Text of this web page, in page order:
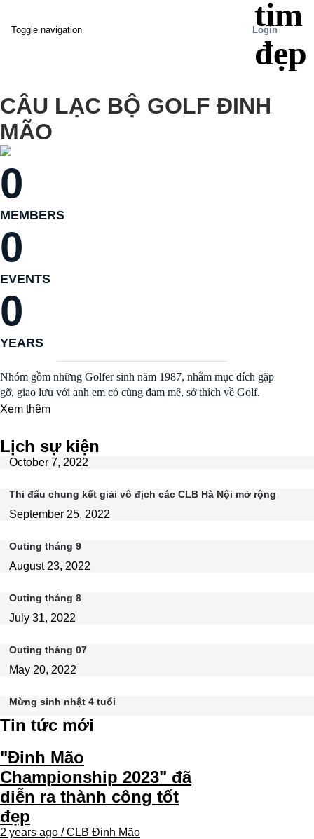
Toggle navigation Login
tim
đẹp
CÂU LẠC BỘ GOLF ĐINH
MÃO
0
MEMBERS
0
EVENTS
0
YEARS
Nhóm gồm những Golfer sinh năm 1987, nhằm mục đích gặp
gỡ, giao lưu với anh em có cùng đam mê, sở thích về Golf.
Xem thêm
Lịch sự kiện
October 7, 2022
Thi đấu chung kết giải vô địch các CLB Hà Nội mở rộng
September 25, 2022
Outing tháng 9
August 23, 2022
Outing tháng 8
July 31, 2022
Outing tháng 07
May 20, 2022
Mừng sinh nhật 4 tuổi
Tin tức mới
"Đinh Mão
Championship 2023" đã
diễn ra thành công tốt
đẹp
2 years ago / CLB Đinh Mão